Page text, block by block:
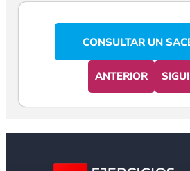
CONSULTAR UN
ANTERIOR